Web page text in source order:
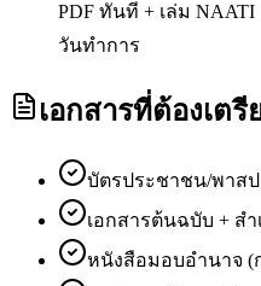
PDF ทันที + เล่ม NAATI
วันทำการ
เอกสารที่ต้องเตรี
บัตรประชาชน/พาสป
เอกสารต้นฉบับ + สำ
หนังสือมอบอำนาจ